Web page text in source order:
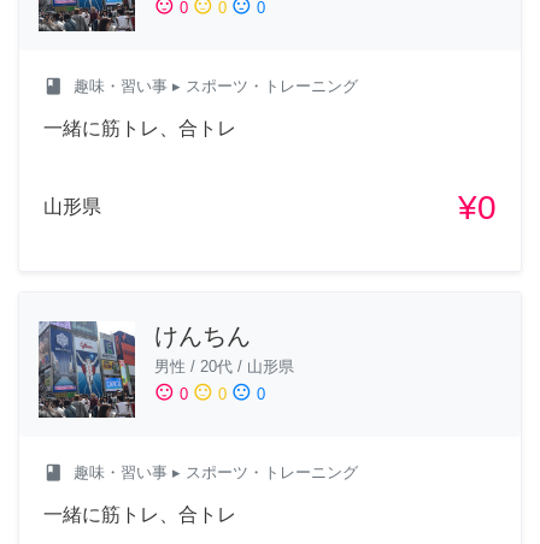
sentiment_satisfied 0 sentiment_neutral 0 sentiment_dissatisfied 0
class 趣味・習い事 ▸ スポーツ・トレーニング
一緒に筋トレ、合トレ
山形県 ¥0
けんちん
男性 / 20代 / 山形県
sentiment_satisfied 0 sentiment_neutral 0 sentiment_dissatisfied 0
class 趣味・習い事 ▸ スポーツ・トレーニング
一緒に筋トレ、合トレ